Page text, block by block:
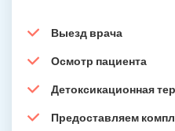
Выезд врача
Осмотр пациента
Детоксикационная
Предоставляем